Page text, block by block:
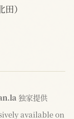
）
独家提供
available on